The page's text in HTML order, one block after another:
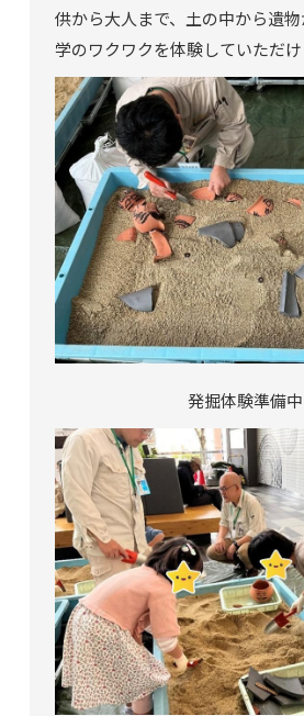
供から大人まで、土の中から遺
学のワクワクを体験していただけ
発掘体験準備中